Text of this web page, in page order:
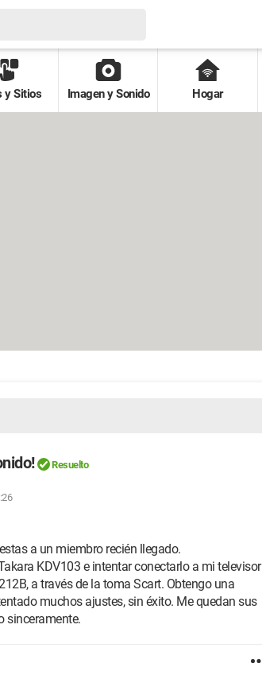
y Sitios Imagen y Sonido Hogar
Resuelto
a un miembro recién llegado.
KDV103 e intentar conectarlo a mi televisor
a través de la toma Scart. Obtengo una
muchos ajustes, sin éxito. Me quedan sus
sinceramente.